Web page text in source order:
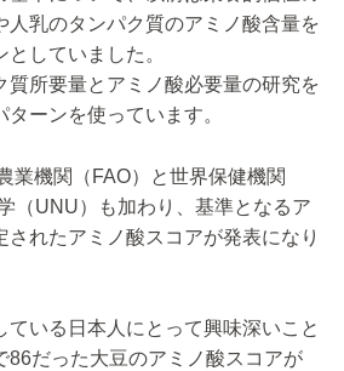
人乳のタンパク質のアミノ酸含量を
していました。
質所要量とアミノ酸必要量の研究を
ーンを使っています。
業機関（FAO）と世界保健機関
（UNU）も加わり、基準となるア
されたアミノ酸スコアが発表になり
ている日本人にとって興味深いこと
86だった大豆のアミノ酸スコアが